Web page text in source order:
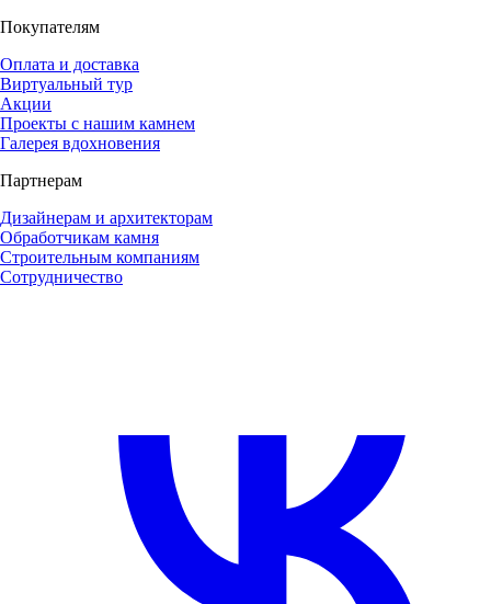
Покупателям
Оплата и доставка
Виртуальный тур
Акции
Проекты с нашим камнем
Галерея вдохновения
Партнерам
Дизайнерам и архитекторам
Обработчикам камня
Строительным компаниям
Сотрудничество